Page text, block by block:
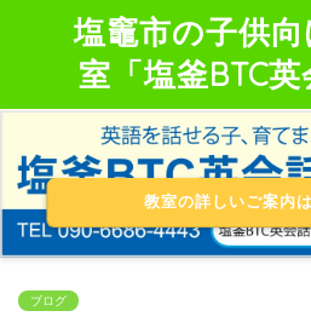
塩竈市の子供
室「塩釜BTC英
教室の詳しいご案内
ブログ